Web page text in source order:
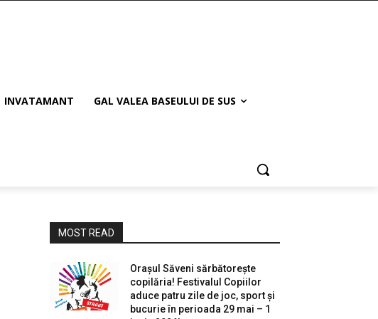
INVATAMANT GAL VALEA BASEULUI DE SUS
MOST READ
Orașul Săveni sărbătorește
copilăria! Festivalul Copiilor
aduce patru zile de joc, sport și
bucurie în perioada 29 mai – 1